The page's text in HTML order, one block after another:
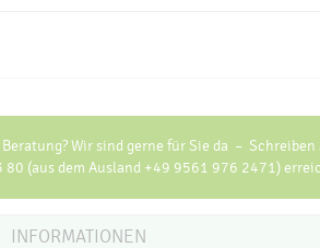
Wir sind gerne für Sie da –
(aus dem Ausland +49 9561 976 2471)
INFORMATIONEN